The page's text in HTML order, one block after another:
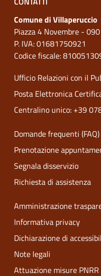
Comune di Villaperuccio
Piazza 4 Novembre -
P. IVA: 01681750921
Codice fiscale:
Ufficio Relazioni con il
Posta Elettronica
Centralino unico: +39
Domande frequenti (FAQ)
Prenotazione
Segnala disservizio
Richiesta di assistenza
Amministrazione
Informativa privacy
Dichiarazione di
Note legali
Attuazione misure PNRR